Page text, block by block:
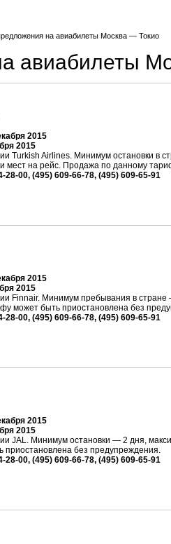
на авиабилеты Москва — Токио
авиабилеты
2015
2015
Turkish Airlines. Минимум остановки в
мест на рейс. Продажа по данному
28-00, (495) 609-66-78, (495) 609-65-91
2015
2015
Finnair. Минимум пребывания в
может быть приостановлена без
28-00, (495) 609-66-78, (495) 609-65-91
2015
2015
JAL. Минимум остановки — 2 дня,
без предупреждения.
28-00, (495) 609-66-78, (495) 609-65-91